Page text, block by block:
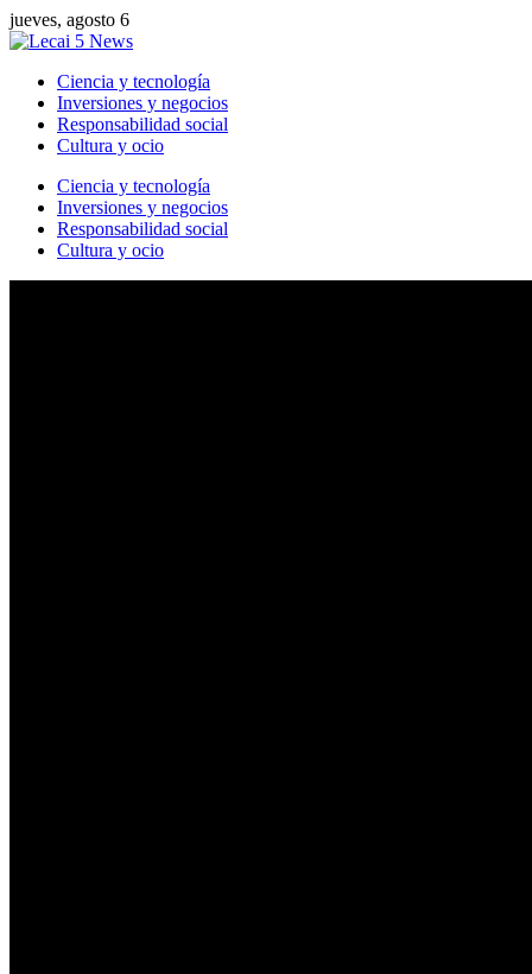
jueves, agosto 6
Ciencia y tecnología
Inversiones y negocios
Responsabilidad social
Cultura y ocio
Ciencia y tecnología
Inversiones y negocios
Responsabilidad social
Cultura y ocio